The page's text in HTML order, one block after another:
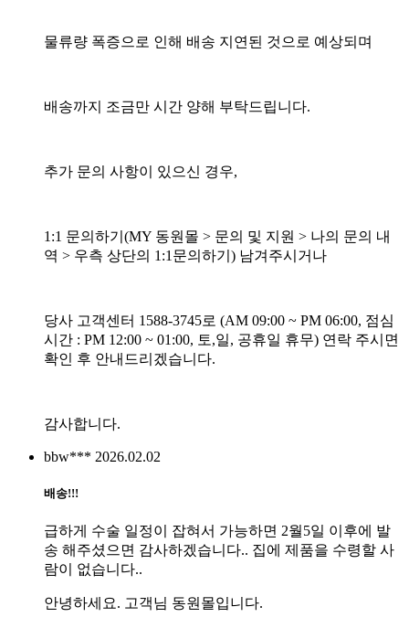
물류량 폭증으로 인해 배송 지연된 것으로 예상되며
배송까지 조금만 시간 양해 부탁드립니다.
추가 문의 사항이 있으신 경우,
1:1 문의하기(MY 동원몰 > 문의 및 지원 > 나의 문의 내
역 > 우측 상단의 1:1문의하기) 남겨주시거나
당사 고객센터 1588-3745로 (AM 09:00 ~ PM 06:00, 점심
시간 : PM 12:00 ~ 01:00, 토,일, 공휴일 휴무) 연락 주시면
확인 후 안내드리겠습니다.
감사합니다.
bbw*** 2026.02.02
배송!!!
급하게 수술 일정이 잡혀서 가능하면 2월5일 이후에 발
송 해주셨으면 감사하겠습니다.. 집에 제품을 수령할 사
람이 없습니다..
안녕하세요. 고객님 동원몰입니다.